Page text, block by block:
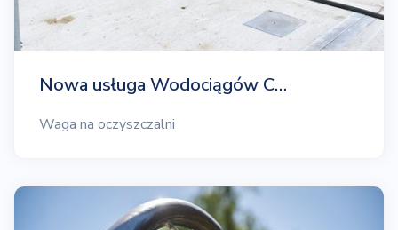
Nowa usługa Wodociągów C…
Waga na oczyszczalni